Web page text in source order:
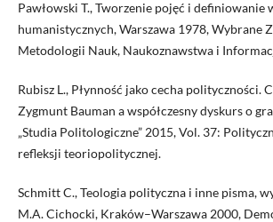
Pawłowski T., Tworzenie pojęć i definiowanie
humanistycznych, Warszawa 1978, Wybrane
Metodologii Nauk, Naukoznawstwa i
Rubisz L., Płynność jako cecha polityczności.
Zygmunt Bauman a współczesny dyskurs o
„Studia Politologiczne” 2015, Vol. 37:
refleksji teoriopolitycznej.
Schmitt C., Teologia polityczna i inne pisma,
M.A. Cichocki, Kraków–Warszawa 2000,